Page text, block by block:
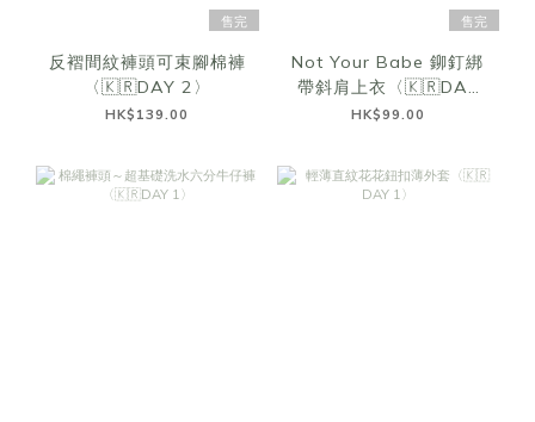
售完
反褶間紋褲頭可束腳棉褲
〈🇰🇷DAY 2〉
HK$139.00
售完
Not Your Babe 鉚釘綁
帶斜肩上衣〈🇰🇷DAY
1〉
HK$99.00